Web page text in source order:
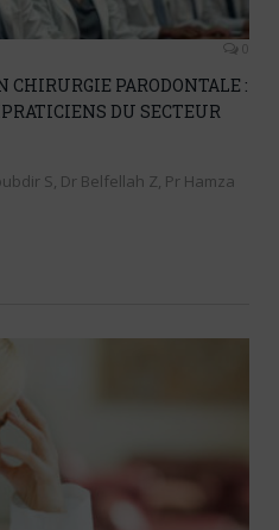
0
PARODONTALE :
DU SECTEUR
S, Dr Belfellah Z, Pr Hamza